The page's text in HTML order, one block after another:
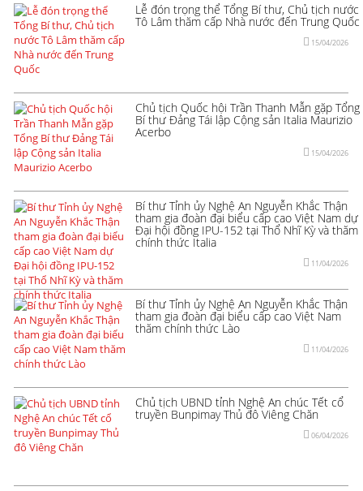
Lễ đón trọng thể Tổng Bí thư, Chủ tịch nước
Tô Lâm thăm cấp Nhà nước đến Trung Quốc
15/04/2026
Chủ tịch Quốc hội Trần Thanh Mẫn gặp Tổng
Bí thư Đảng Tái lập Cộng sản Italia Maurizio
Acerbo
15/04/2026
Bí thư Tỉnh ủy Nghệ An Nguyễn Khắc Thận
tham gia đoàn đại biểu cấp cao Việt Nam dự
Đại hội đồng IPU-152 tại Thổ Nhĩ Kỳ và thăm
chính thức Italia
11/04/2026
Bí thư Tỉnh ủy Nghệ An Nguyễn Khắc Thận
tham gia đoàn đại biểu cấp cao Việt Nam
thăm chính thức Lào
11/04/2026
Chủ tịch UBND tỉnh Nghệ An chúc Tết cổ
truyền Bunpimay Thủ đô Viêng Chăn
06/04/2026